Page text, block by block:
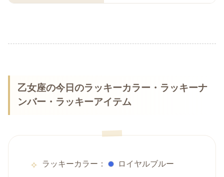
乙女座の今日のラッキーカラー・ラッキーナ
ンバー・ラッキーアイテム
ラッキーカラー： ロイヤルブルー